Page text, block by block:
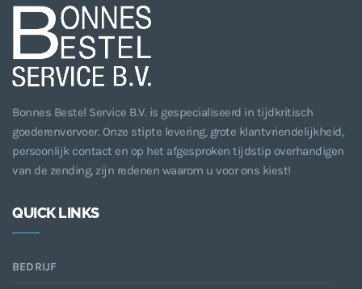
Bonnes Bestel Service B.V. is gespecialiseerd in tijdkritisch
goederenvervoer. Onze stipte levering, grote klantvriendelijkheid,
persoonlijk contact en op het afgesproken tijdstip overhandigen
van de zending, zijn redenen waarom u voor ons kiest!
QUICK LINKS
BEDRIJF